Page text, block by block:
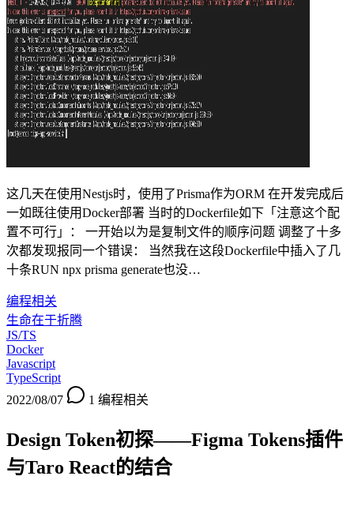
这几天在使用Nestjs时，使用了Prisma作为ORM 在开发完成后
一如既往使用Docker部署 当时的Dockerfile如下「注意这个配
置不可行」： 一开始以为是复制文件的顺序问题 调整了十多
次都发现报同一个错误： 当然我在这段Dockerfile中插入了几
十条RUN npx prisma generate也没…
编程相关
生命在于折腾
JS/TS
Docker
Javascript
TypeScript
2022/08/07
1 编程相关
Design Token初探——Figma Tokens插件
与Taro React的结合